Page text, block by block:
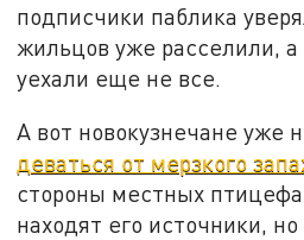
подписчики паблика
жильцов уже расселили, а
уехали еще не все.
А вот новокузнечане уже
деваться от мерзкого
стороны местных
находят его источники,